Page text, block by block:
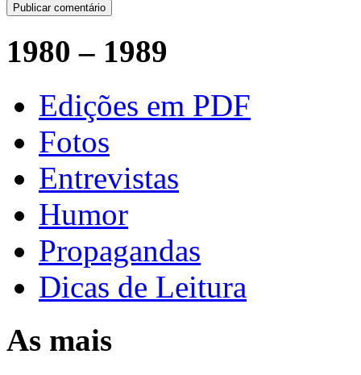
1980 – 1989
Edições em PDF
Fotos
Entrevistas
Humor
Propagandas
Dicas de Leitura
As mais